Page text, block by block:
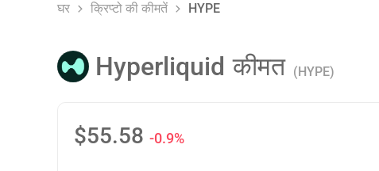
घर क्रिप्टो की कीमतें HYPE
Hyperliquid कीमत (HYPE)
$55.58 -0.9%